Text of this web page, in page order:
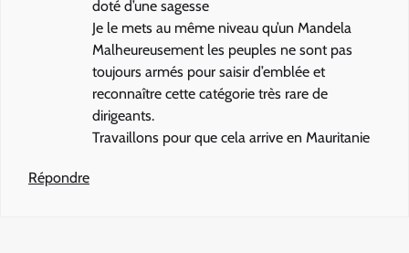
doté d’une sagesse
Je le mets au même niveau qu’un Mandela
Malheureusement les peuples ne sont pas
toujours armés pour saisir d’emblée et
reconnaître cette catégorie très rare de
dirigeants.
Travaillons pour que cela arrive en Mauritanie
Répondre